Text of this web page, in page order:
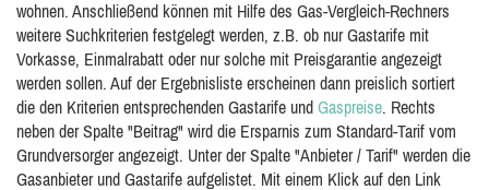
wohnen. Anschließend können mit Hilfe des Gas-Vergleich-Rechners
weitere Suchkriterien festgelegt werden, z.B. ob nur Gastarife mit
Vorkasse, Einmalrabatt oder nur solche mit Preisgarantie angezeigt
werden sollen. Auf der Ergebnisliste erscheinen dann preislich sortiert
die den Kriterien entsprechenden Gastarife und Gaspreise. Rechts
neben der Spalte "Beitrag" wird die Ersparnis zum Standard-Tarif vom
Grundversorger angezeigt. Unter der Spalte "Anbieter / Tarif" werden die
Gasanbieter und Gastarife aufgelistet. Mit einem Klick auf den Link